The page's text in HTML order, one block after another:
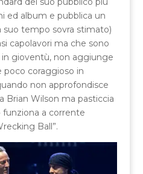
ed album e pubblica un
suo tempo sovra stimato)
capolavori ma che sono
gioventù, non aggiunge
poco coraggioso in
non approfondisce
Brian Wilson ma pasticcia
a corrente
Ball”.